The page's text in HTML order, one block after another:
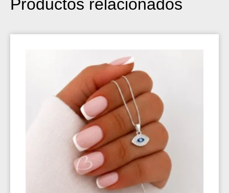
Productos relacionados